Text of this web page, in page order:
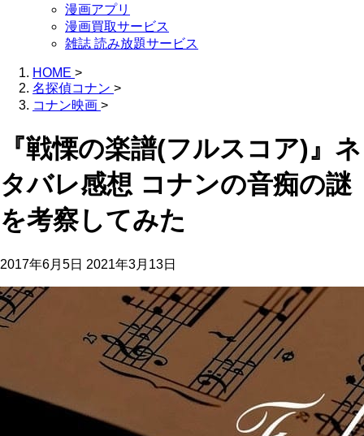
漫画アプリ
漫画買取サービス
雑誌 読み放題サービス
HOME >
名探偵コナン >
コナン映画 >
『戦慄の楽譜(フルスコア)』ネ
タバレ感想 コナンの音痴の謎
を考察してみた
2017年6月5日 2021年3月13日